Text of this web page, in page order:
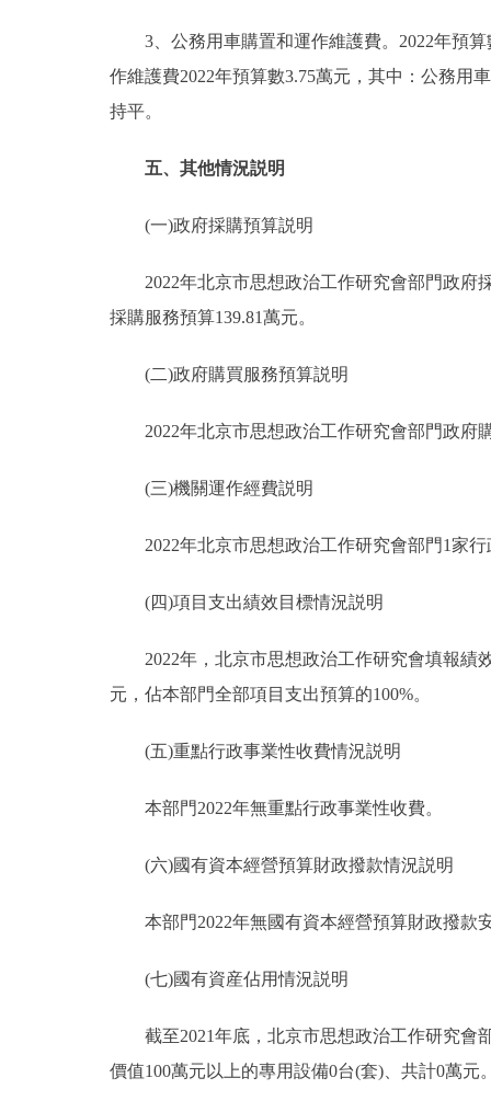
3、公務用車購置和運作維護費。2022年預算
作維護費2022年預算數3.75萬元，其中：公務用
持平。
五、其他情況説明
(一)政府採購預算説明
2022年北京市思想政治工作研究會部門政府採
採購服務預算139.81萬元。
(二)政府購買服務預算説明
2022年北京市思想政治工作研究會部門政府
(三)機關運作經費説明
2022年北京市思想政治工作研究會部門1家行
(四)項目支出績效目標情況説明
2022年，北京市思想政治工作研究會填報績效
元，佔本部門全部項目支出預算的100%。
(五)重點行政事業性收費情況説明
本部門2022年無重點行政事業性收費。
(六)國有資本經營預算財政撥款情況説明
本部門2022年無國有資本經營預算財政撥款
(七)國有資産佔用情況説明
截至2021年底，北京市思想政治工作研究會部
價值100萬元以上的專用設備0台(套)、共計0萬元